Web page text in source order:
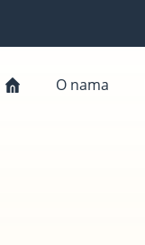
O nama